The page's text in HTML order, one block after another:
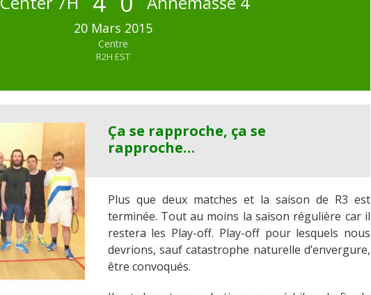
20 Mars 2015
Centre
R2H EST
Ça se rapproche, ça se
rapproche…
Plus que deux matches et la saison de R3 est
terminée. Tout au moins la saison régulière car il
restera les Play-off. Play-off pour lesquels nous
devrions, sauf catastrophe naturelle d’envergure,
être convoqués.